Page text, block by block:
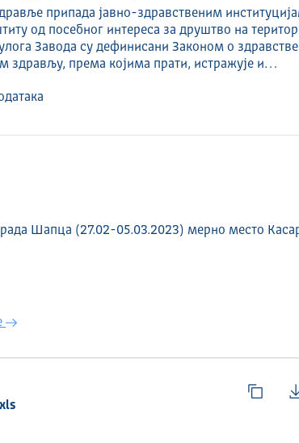
припада јавно-здравственим
од посебног интереса за друштво на
Завода су дефинисани Законом о
здрављу, према којима прати, истражује и…
Шапца (27.02-05.03.2023) мерно место